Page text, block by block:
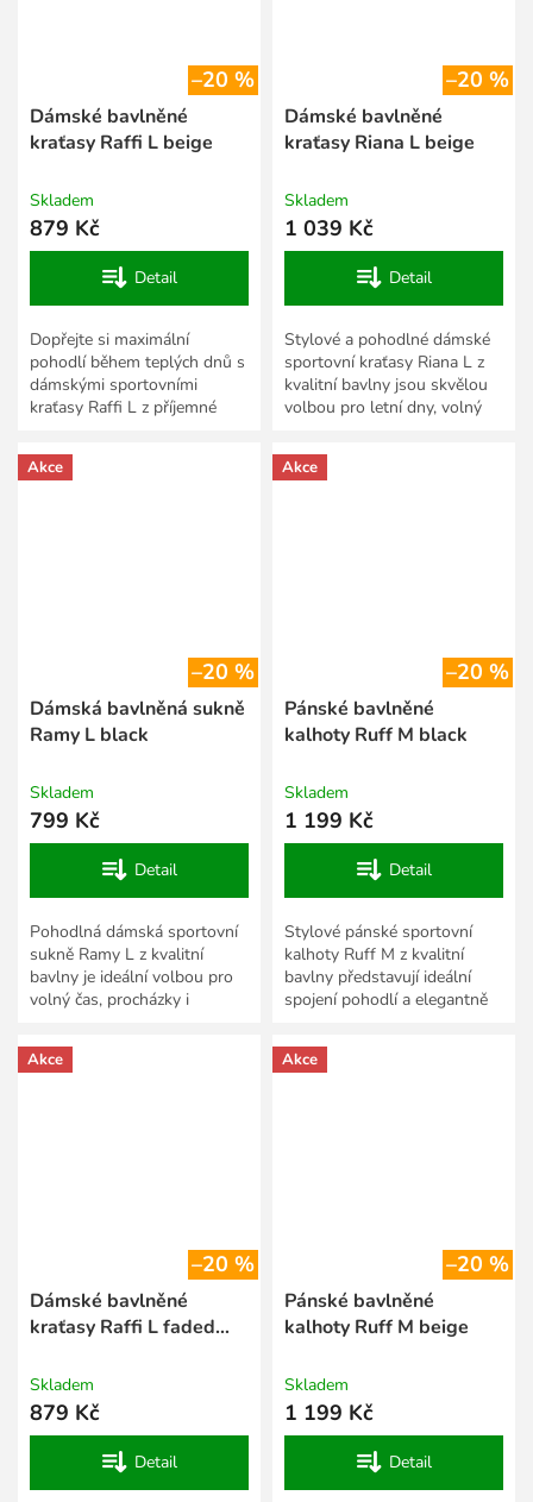
–20 %
Dámské bavlněné
kraťasy Raffi L beige
Skladem
879 Kč
Detail
Dopřejte si maximální
pohodlí během teplých dnů s
dámskými sportovními
kraťasy Raffi L z příjemné
prodyšnému materiálu jsou
ideální...
–20 %
Dámské bavlněné
kraťasy Riana L beige
Skladem
1 039 Kč
Detail
Stylové a pohodlné dámské
sportovní kraťasy Riana L z
kvalitní bavlny jsou skvělou
volbou pro letní dny, volný
Měkký a prodyšný...
Akce
–20 %
Dámská bavlněná sukně
Ramy L black
Skladem
799 Kč
Detail
Pohodlná dámská sportovní
sukně Ramy L z kvalitní
bavlny je ideální volbou pro
volný čas, procházky i
a prodyšný materiál...
Akce
–20 %
Pánské bavlněné
kalhoty Ruff M black
Skladem
1 199 Kč
Detail
Stylové pánské sportovní
kalhoty Ruff M z kvalitní
bavlny představují ideální
spojení pohodlí a elegantně
příjemnému, prodyšnému...
Akce
–20 %
Dámské bavlněné
kraťasy Raffi L faded
Skladem
879 Kč
Detail
Akce
–20 %
Pánské bavlněné
kalhoty Ruff M beige
Skladem
1 199 Kč
Detail